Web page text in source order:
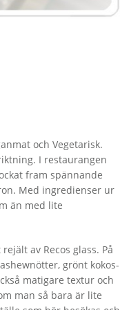
och Vegetarisk.
I restaurangen
fram spännande
Med ingredienser ur
än med lite
av Recos glass. På
grönt kokos-
matigare textur och
man så bara är lite